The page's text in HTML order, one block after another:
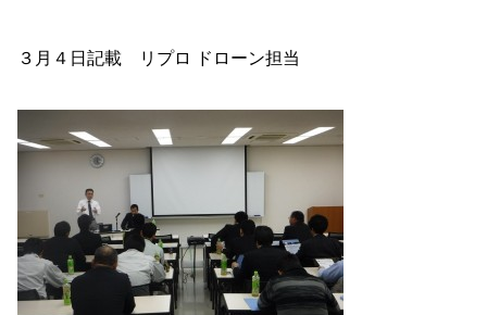
３月４日記載 リプロ ドローン担当